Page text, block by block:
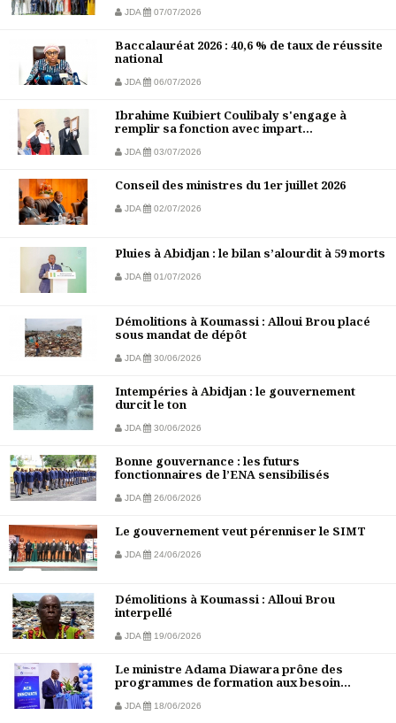
JDA 07/07/2026
Baccalauréat 2026 : 40,6 % de taux de réussite
national
JDA 06/07/2026
Ibrahime Kuibiert Coulibaly s'engage à
remplir sa fonction avec impart...
JDA 03/07/2026
Conseil des ministres du 1er juillet 2026
JDA 02/07/2026
Pluies à Abidjan : le bilan s’alourdit à 59 morts
JDA 01/07/2026
Démolitions à Koumassi : Alloui Brou placé
sous mandat de dépôt
JDA 30/06/2026
Intempéries à Abidjan : le gouvernement
durcit le ton
JDA 30/06/2026
Bonne gouvernance : les futurs
fonctionnaires de l’ENA sensibilisés
JDA 26/06/2026
Le gouvernement veut pérenniser le SIMT
JDA 24/06/2026
Démolitions à Koumassi : Alloui Brou
interpellé
JDA 19/06/2026
Le ministre Adama Diawara prône des
programmes de formation aux besoin...
JDA 18/06/2026